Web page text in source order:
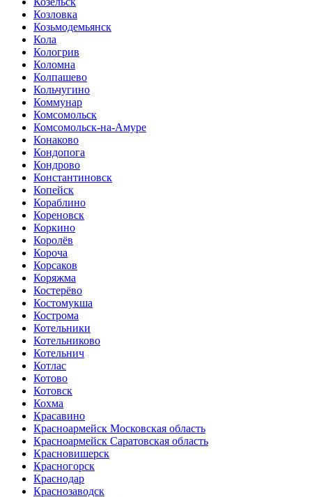
Козловка
Козьмодемьянск
Кола
Кологрив
Коломна
Колпашево
Кольчугино
Коммунар
Комсомольск
Комсомольск-на-Амуре
Конаково
Кондопога
Кондрово
Константиновск
Копейск
Кораблино
Кореновск
Коркино
Королёв
Короча
Корсаков
Коряжма
Костерёво
Костомукша
Кострома
Котельники
Котельниково
Котельнич
Котлас
Котово
Котовск
Кохма
Красавино
Красноармейск Московская область
Красноармейск Саратовская область
Красновишерск
Красногорск
Краснодар
Краснозаводск